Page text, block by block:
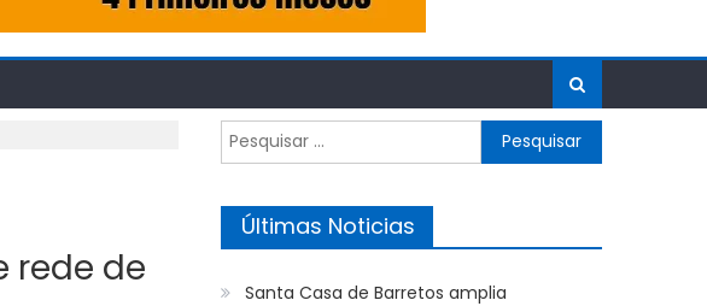
rede de
Pesquisar
por:
Últimas Noticias
Santa Casa de Barretos amplia